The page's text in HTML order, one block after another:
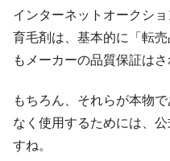
インターネットオークシ
育毛剤は、基本的に「転
もメーカーの品質保証はさ
もちろん、それらが本物
なく使用するためには、
すね。